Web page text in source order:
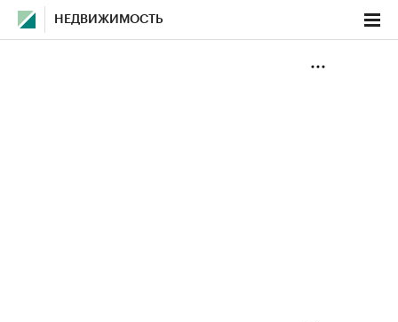
НЕДВИЖИМОСТЬ